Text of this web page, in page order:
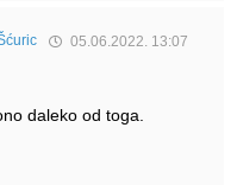
05.06.2022. 13:07
daleko od toga.